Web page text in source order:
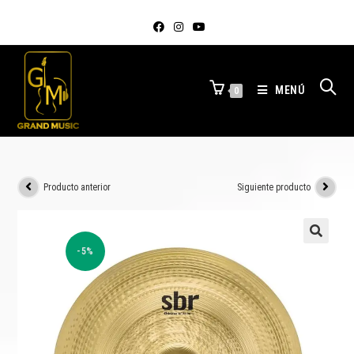
0 MENÚ
-5%
Producto anterior Siguiente producto